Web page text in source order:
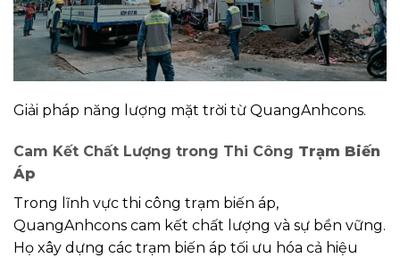
Giải pháp năng lượng mặt trời từ QuangAnhcons.
Cam Kết Chất Lượng trong Thi Công Trạm Biến
Áp
Trong lĩnh vực thi công trạm biến áp,
QuangAnhcons cam kết chất lượng và sự bền vững.
Họ xây dựng các trạm biến áp tối ưu hóa cả hiệu